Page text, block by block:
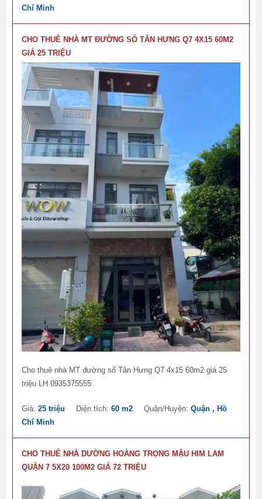
Chí Minh
CHO THUÊ NHÀ MT ĐƯỜNG SỐ TÂN HƯNG Q7 4X15 60M2
GIÁ 25 TRIỆU
Cho thuê nhà MT đường số Tân Hưng Q7 4x15 60m2 giá 25
triệu LH 0935375555
Giá:25 triệu Diện tích:60 m2 Quận/Huyện:Quận , Hồ
Chí Minh
CHO THUÊ NHÀ DƯỜNG HOÀNG TRỌNG MẬU HIM LAM
QUẬN 7 5X20 100M2 GIÁ 72 TRIỆU